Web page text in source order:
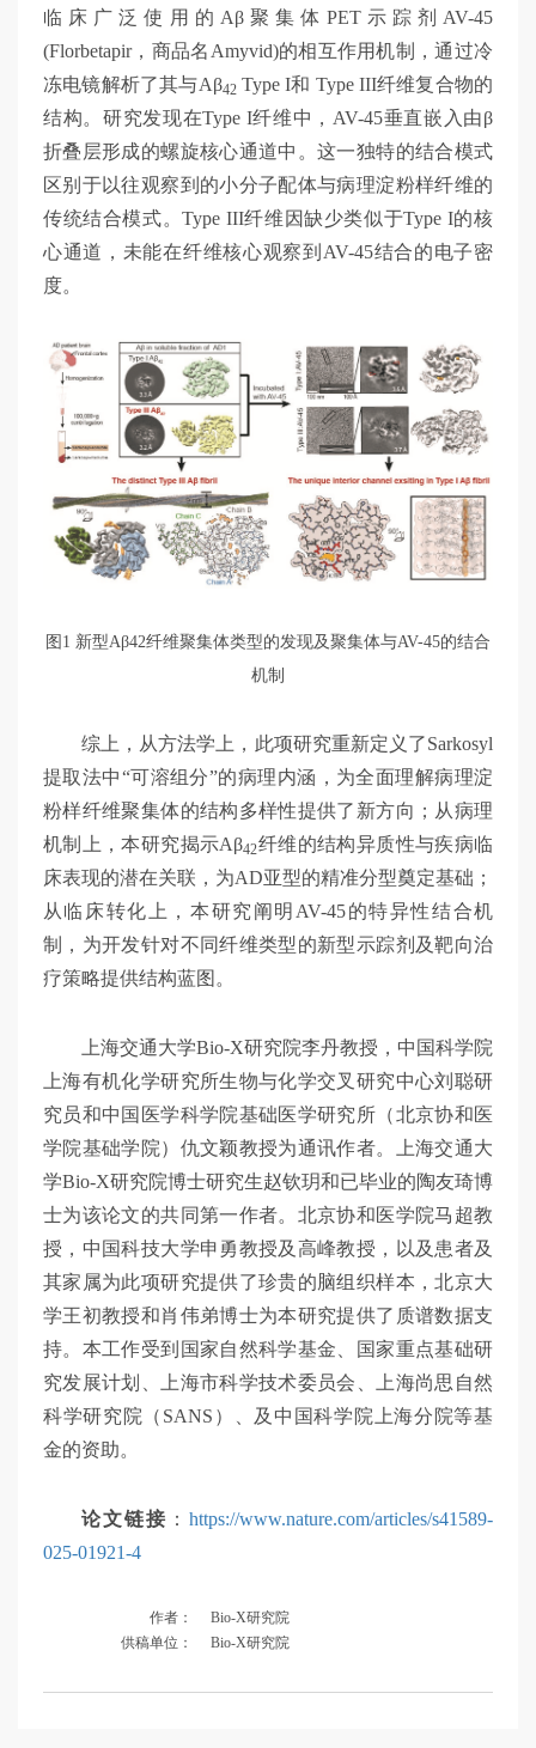
临床广泛使用的Aβ聚集体PET示踪剂AV-45
(Florbetapir，商品名Amyvid)的相互作用机制，通过冷
冻电镜解析了其与Aβ42Type I和 Type III纤维复合物的
结构。研究发现在Type I纤维中，AV-45垂直嵌入由β
折叠层形成的螺旋核心通道中。这一独特的结合模式
区别于以往观察到的小分子配体与病理淀粉样纤维的
传统结合模式。Type III纤维因缺少类似于Type I的核
心通道，未能在纤维核心观察到AV-45结合的电子密
度。
图1 新型Aβ42纤维聚集体类型的发现及聚集体与AV-45的结合
机制
综上，从方法学上，此项研究重新定义了Sarkosyl
提取法中“可溶组分”的病理内涵，为全面理解病理淀
粉样纤维聚集体的结构多样性提供了新方向；从病理
机制上，本研究揭示Aβ42纤维的结构异质性与疾病临
床表现的潜在关联，为AD亚型的精准分型奠定基础；
从临床转化上，本研究阐明AV-45的特异性结合机
制，为开发针对不同纤维类型的新型示踪剂及靶向治
疗策略提供结构蓝图。
上海交通大学Bio-X研究院李丹教授，中国科学院
上海有机化学研究所生物与化学交叉研究中心刘聪研
究员和中国医学科学院基础医学研究所（北京协和医
学院基础学院）仇文颖教授为通讯作者。上海交通大
学Bio-X研究院博士研究生赵钦玥和已毕业的陶友琦博
士为该论文的共同第一作者。北京协和医学院马超教
授，中国科技大学申勇教授及高峰教授，以及患者及
其家属为此项研究提供了珍贵的脑组织样本，北京大
学王初教授和肖伟弟博士为本研究提供了质谱数据支
持。本工作受到国家自然科学基金、国家重点基础研
究发展计划、上海市科学技术委员会、上海尚思自然
科学研究院（SANS）、及中国科学院上海分院等基
金的资助。
论文链接 ：https://www.nature.com/articles/s41589-
025-01921-4
作者：
Bio-X研究院
供稿单位：
Bio-X研究院